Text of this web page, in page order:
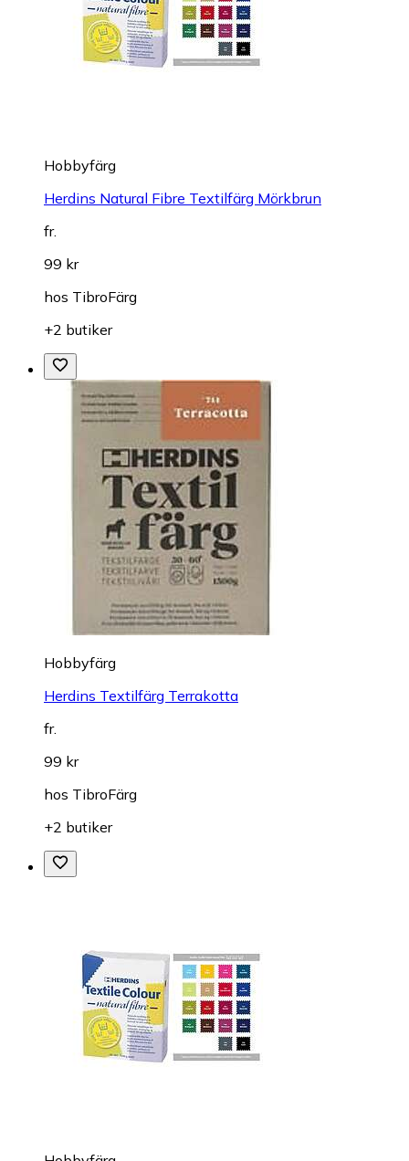
Hobbyfärg
Herdins Natural Fibre Textilfärg Mörkbrun
fr.
99 kr
hos TibroFärg
+2 butiker
Hobbyfärg
Herdins Textilfärg Terrakotta
fr.
99 kr
hos TibroFärg
+2 butiker